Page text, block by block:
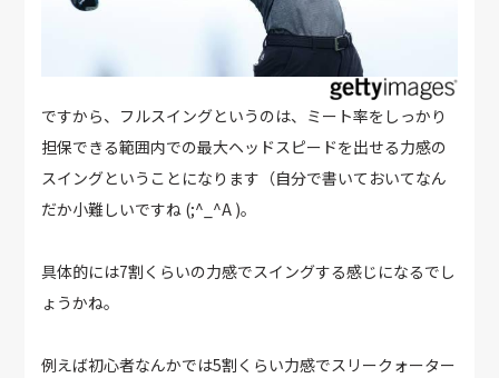
ですから、フルスイングというのは、ミート率をしっかり
担保できる範囲内での最大ヘッドスピードを出せる力感の
スイングということになります（自分で書いておいてなん
だか小難しいですね (;^_^A )。
具体的には7割くらいの力感でスイングする感じになるでし
ょうかね。
例えば初心者なんかでは5割くらい力感でスリークォーター